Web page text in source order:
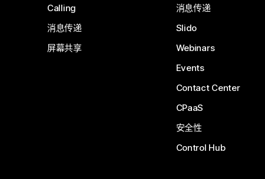
Calling
消息传递
屏幕共享
消息传递
Slido
Webinars
Events
Contact Center
CPaaS
安全性
Control Hub